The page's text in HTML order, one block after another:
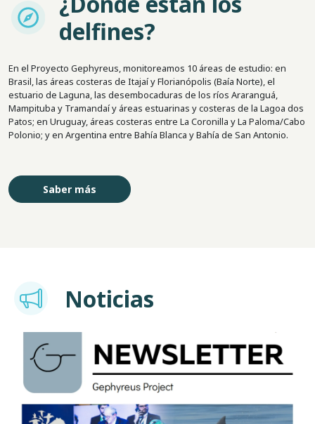
Imagem
delfines?
En el Proyecto Gephyreus, monitoreamos 10 áreas de estudio: en
Brasil, las áreas costeras de Itajaí y Florianópolis (Baía Norte), el
estuario de Laguna, las desembocaduras de los ríos Araranguá,
Mampituba y Tramandaí y áreas estuarinas y costeras de la Lagoa dos
Patos; en Uruguay, áreas costeras entre La Coronilla y La Paloma/Cabo
Polonio; y en Argentina entre Bahía Blanca y Bahía de San Antonio.
Saber más
Imagem Noticias
Imagen